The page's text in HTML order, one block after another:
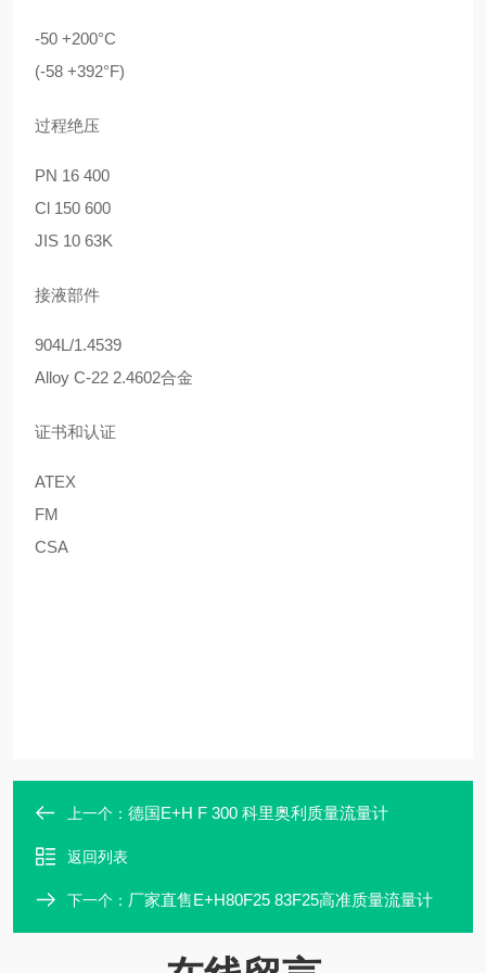
-50 +200°C
(-58 +392°F)
过程绝压
PN 16 400
Cl 150 600
JIS 10 63K
接液部件
904L/1.4539
Alloy C-22 2.4602合金
证书和认证
ATEX
FM
CSA
上一个： 德国E+H F 300 科里奥利质量流量计
返回列表
下一个： 厂家直售E+H80F25 83F25高准质量流量计